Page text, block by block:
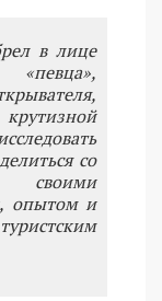
в лице
«певца»,
со
опытом и